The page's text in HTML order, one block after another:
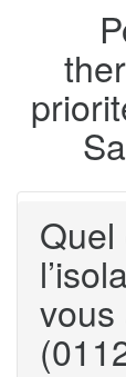
Quel
vous